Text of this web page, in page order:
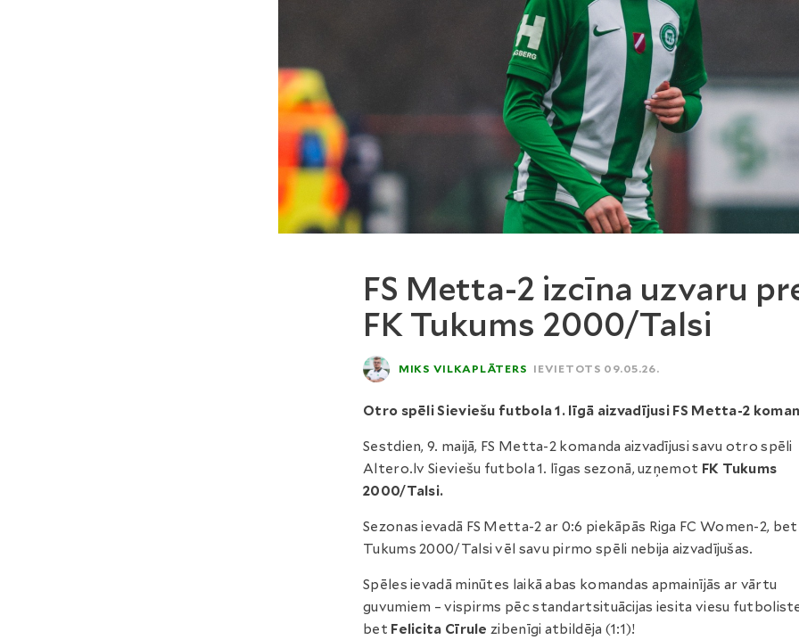
FS Metta-2 izcīna uzvaru
FK Tukums 2000/Talsi
MIKS VILKAPLĀTERS IEVIETOTS 09.05.26.
Otro spēli Sieviešu futbola 1. līgā aizvadījusi FS Metta-2
Sestdien, 9. maijā, FS Metta-2 komanda aizvadījusi savu otro spēli
Altero.lv Sieviešu futbola 1. līgas sezonā, uzņemot FK Tukums
2000/Talsi.
Sezonas ievadā FS Metta-2 ar 0:6 piekāpās Riga FC Women-2, bet
Tukums 2000/Talsi vēl savu pirmo spēli nebija aizvadījušas.
Spēles ievadā minūtes laikā abas komandas apmainījās ar vārtu
guvumiem – vispirms pēc standartsituācijas iesita viesu
bet Felicita Cīrule zibenīgi atbildēja (1:1)!